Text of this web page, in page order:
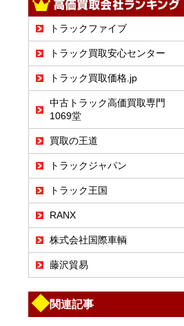
トラックファイブ
トラック買取安心センター
トラック買取価格.jp
中古トラック高価買取専門
1069堂
買取の王道
トラックジャパン
トラック王国
RANX
株式会社国際車輌
藤沢貿易
◆関連記事